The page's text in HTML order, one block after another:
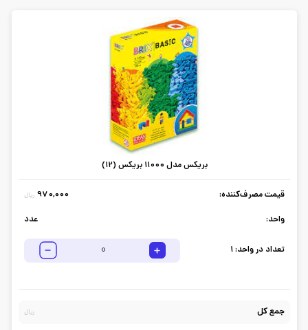
بریکس مدل 11000 بریکس (12)
قیمت مصرف‌کننده: 970,000 ریال
واحد: عدد
تعداد در واحد:1
جمع کل ریال